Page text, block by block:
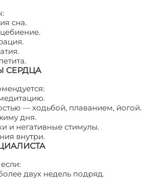
сна.
СЕРДЦА
— ходьбой, плаванием, йогой.
дня.
и негативные стимулы.
внутри.
двух недель подряд.